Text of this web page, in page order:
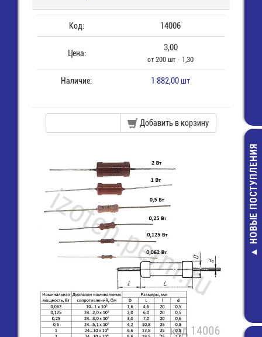
MTS-203-A2
6 котактов
off-on) (3
без изоляции)
НОВЫЕ ПОСТУПЛЕНИЯ
Код: 14006
Цена:
3,00
от 200 шт - 1,30
Наличие: 1 882,00 шт
Добавить в корзину